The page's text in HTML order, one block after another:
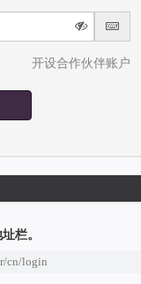
开设合作伙伴账户
栏。
cn/login